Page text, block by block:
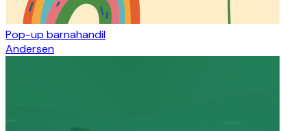
Pop-up barnahandil
Andersen